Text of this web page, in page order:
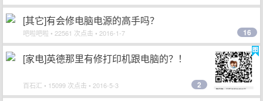
[其它]有会修电脑电源的高手吗？
吧啦吧啦 • 22561 次点击 • 2016-1-7 16
[家电]英德那里有修打印机跟电脑的？！
百石汇 • 15099 次点击 • 2016-5-3 2